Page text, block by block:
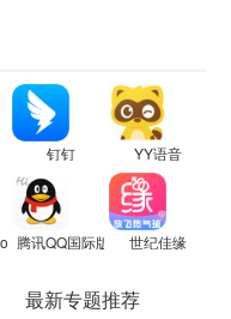
钉钉 YY语音
腾讯QQ国际版 世纪佳缘
最新专题推荐